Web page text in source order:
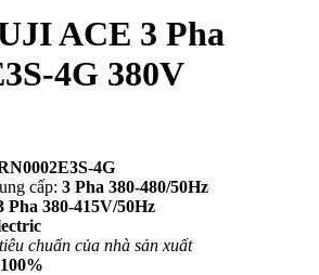
ACE 3 Pha
4G 380V
4G
cấp: 3 Pha 380-480/50Hz
Pha 380-415V/50Hz
chuẩn của nhà sản xuất